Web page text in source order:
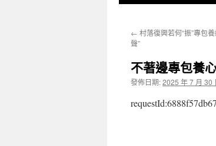
← 村落復興若何“振”專包
聲”
不著邊專包養
發佈日期:2025 年 7 月 30